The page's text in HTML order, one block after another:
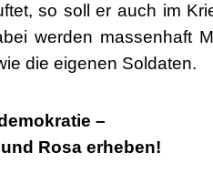
so soll er auch im
werden massenhaft
die eigenen Soldaten.
–
Rosa erheben!